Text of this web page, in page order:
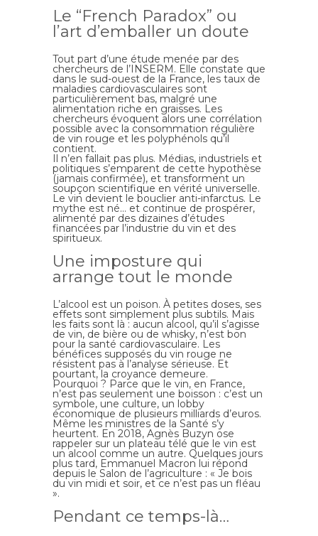
Le “French Paradox” ou
l’art d’emballer un doute
Tout part d’une étude menée par des
chercheurs de l’INSERM. Elle constate que
dans le sud-ouest de la France, les taux de
maladies cardiovasculaires sont
particulièrement bas, malgré une
alimentation riche en graisses. Les
chercheurs évoquent alors une corrélation
possible avec la consommation régulière
de vin rouge et les polyphénols qu’il
contient.
Il n’en fallait pas plus. Médias, industriels et
politiques s’emparent de cette hypothèse
(jamais confirmée), et transforment un
soupçon scientifique en vérité universelle.
Le vin devient le bouclier anti-infarctus. Le
mythe est né… et continue de prospérer,
alimenté par des dizaines d’études
financées par l’industrie du vin et des
spiritueux.
Une imposture qui
arrange tout le monde
L’alcool est un poison. À petites doses, ses
effets sont simplement plus subtils. Mais
les faits sont là : aucun alcool, qu’il s’agisse
de vin, de bière ou de whisky, n’est bon
pour la santé cardiovasculaire. Les
bénéfices supposés du vin rouge ne
résistent pas à l’analyse sérieuse. Et
pourtant, la croyance demeure.
Pourquoi ? Parce que le vin, en France,
n’est pas seulement une boisson : c’est un
symbole, une culture, un lobby
économique de plusieurs milliards d’euros.
Même les ministres de la Santé s’y
heurtent. En 2018, Agnès Buzyn ose
rappeler sur un plateau télé que le vin est
un alcool comme un autre. Quelques jours
plus tard, Emmanuel Macron lui répond
depuis le Salon de l’agriculture : « Je bois
du vin midi et soir, et ce n’est pas un fléau
».
Pendant ce temps-là…